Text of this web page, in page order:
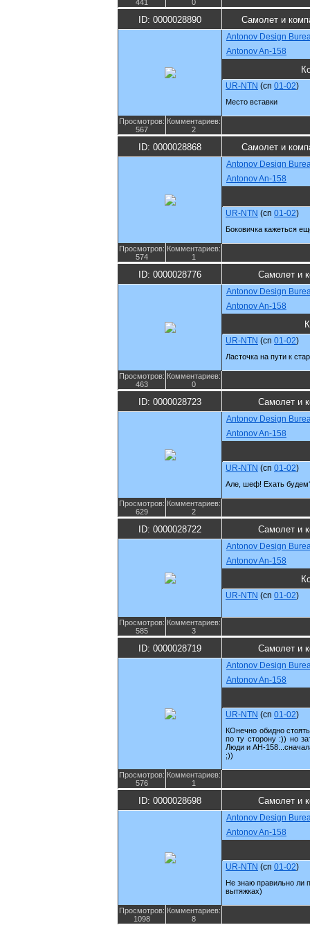
441
0
ID: 0000028890 Самолет и
Antonov Design
Antonov An-158
UR-NTN (cn 01-02)
Место вставки
Просмотров:
567
Комментариев:
2
ID: 0000028868 Самолет и
Antonov Design
Antonov An-158
UR-NTN (cn 01-02)
Боковичка кажеться
Просмотров:
574
Комментариев:
1
ID: 0000028776 Самолет и
Antonov Design
Antonov An-158
UR-NTN (cn 01-02)
Ласточка на пути к
Просмотров:
463
Комментариев:
0
ID: 0000028723 Самолет и
Antonov Design
Antonov An-158
UR-NTN (cn 01-02)
Але, шеф! Ехать
Просмотров:
629
Комментариев:
2
ID: 0000028722 Самолет и
Antonov Design
Antonov An-158
UR-NTN (cn 01-02)
Просмотров:
585
Комментариев:
3
ID: 0000028719 Самолет и
Antonov Design
Antonov An-158
UR-NTN (cn 01-02)
КОнечно обидно
по ту сторону :)) но
Люди и АН-
;))
Просмотров:
576
Комментариев:
1
ID: 0000028698 Самолет и
Antonov Design
Antonov An-158
UR-NTN (cn 01-02)
Не знаю правильно ли
вытяжках)
Просмотров:
1098
Комментариев:
8